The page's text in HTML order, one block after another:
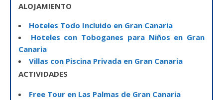
ALOJAMIENTO
Hoteles Todo Incluido en Gran Canaria
Hoteles con Toboganes para Niños en Gran
Canaria
Villas con Piscina Privada en Gran Canaria
ACTIVIDADES
Free Tour en Las Palmas de Gran Canaria